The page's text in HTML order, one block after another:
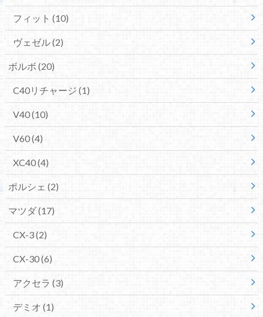
フィット (10)
ヴェゼル(2)
ボルボ (20)
C40リチャージ (1)
V40(10)
V60(4)
XC40(4)
ポルシェ (2)
マツダ(17)
CX-3(2)
CX-30(6)
アクセラ (3)
デミオ (1)